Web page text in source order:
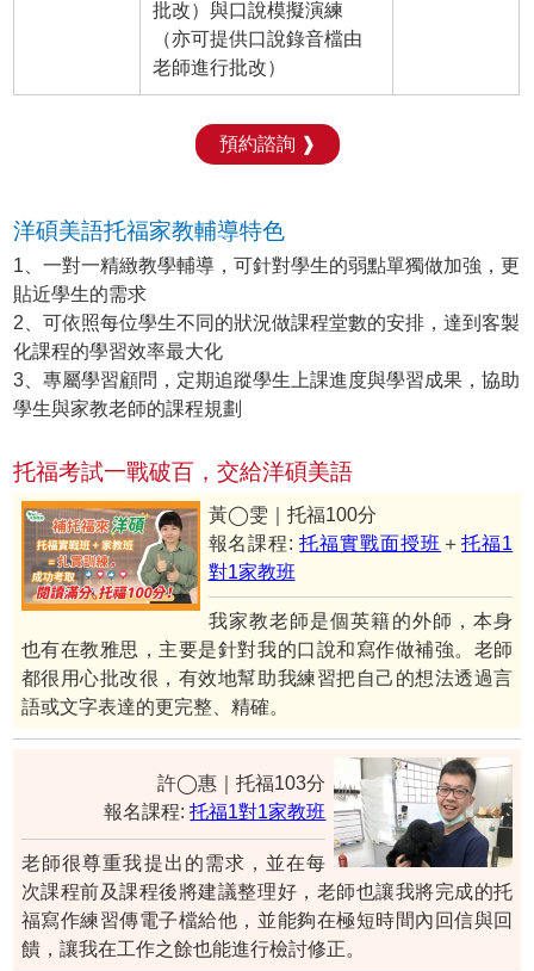
批改）與口說模擬演練
（亦可提供口說錄音檔由
老師進行批改）
預約諮詢 ❱
洋碩美語托福家教輔導特色
1、一對一精緻教學輔導，可針對學生的弱點單獨做加強，更
貼近學生的需求
2、可依照每位學生不同的狀況做課程堂數的安排，達到客製
化課程的學習效率最大化
3、專屬學習顧問，定期追蹤學生上課進度與學習成果，協助
學生與家教老師的課程規劃
托福考試一戰破百，交給洋碩美語
黃◯雯｜托福100分
報名課程:托福實戰面授班 ＋托福1
對1家教班
我家教老師是個英籍的外師，本身
也有在教雅思，主要是針對我的口說和寫作做補強。老師
都很用心批改很，有效地幫助我練習把自己的想法透過言
語或文字表達的更完整、精確。
許◯惠｜托福103分
報名課程:托福1對1家教班
老師很尊重我提出的需求，並在每
次課程前及課程後將建議整理好，老師也讓我將完成的托
福寫作練習傳電子檔給他，並能夠在極短時間內回信與回
饋，讓我在工作之餘也能進行檢討修正。